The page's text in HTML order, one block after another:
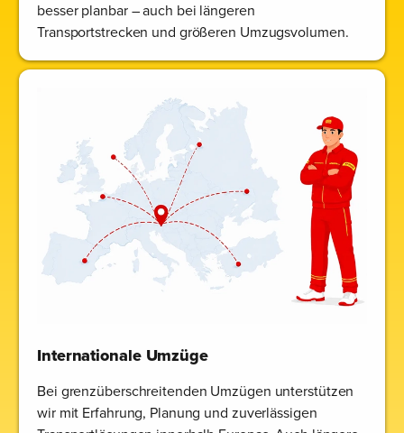
besser planbar – auch bei längeren
Transportstrecken und größeren Umzugsvolumen.
Internationale Umzüge
Bei grenzüberschreitenden Umzügen unterstützen
wir mit Erfahrung, Planung und zuverlässigen